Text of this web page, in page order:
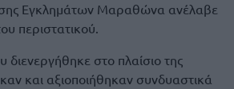
Εγκλημάτων Μαραθώνα ανέλαβε
περιστατικού.
διενεργήθηκε στο πλαίσιο της
και αξιοποιήθηκαν συνδυαστικά